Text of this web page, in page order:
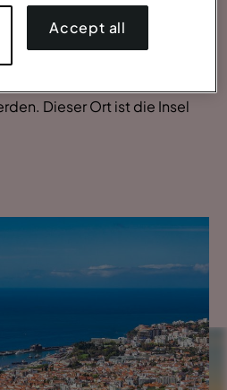
vor, mit herrlicher Natur,
Meerwasser, mit
Essen und beeindruckenden
Dieser Ort ist die Insel
Accept all